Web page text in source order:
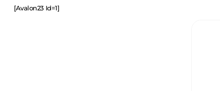
[avalon23 Id=1]